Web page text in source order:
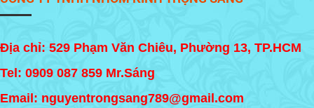
Địa chỉ: 529 Phạm Văn Chiêu, Phường 13, TP.HCM
Tel: 0909 087 859 Mr.Sáng
Email: nguyentrongsang789@gmail.com